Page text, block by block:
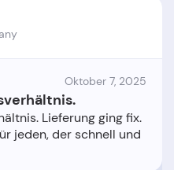
Oktober 7, 2025
Lieferung ging fix.
jeden, der schnell und